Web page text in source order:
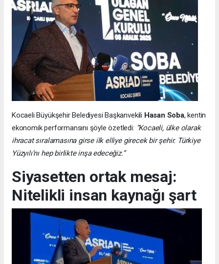
Kocaeli Büyükşehir Belediyesi Başkanvekili Hasan Soba, kentin
ekonomik performansını şöyle özetledi: “Kocaeli, ülke olarak
ihracat sıralamasına girse ilk elliye girecek bir şehir. Türkiye
Yüzyılı’nı hep birlikte inşa edeceğiz.”
Siyasetten ortak mesaj:
Nitelikli insan kaynağı şart